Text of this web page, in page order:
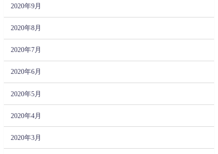
2020年9月
2020年8月
2020年7月
2020年6月
2020年5月
2020年4月
2020年3月